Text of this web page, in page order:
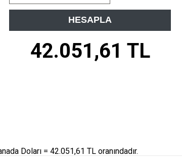
HESAPLA
42.051,61 TL
Doları = 42.051,61 TL oranındadır.